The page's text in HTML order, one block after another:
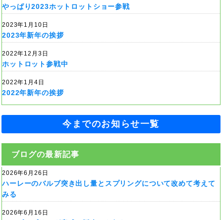
やっぱり2023ホットロットショー参戦
2023年1月10日
2023年新年の挨拶
2022年12月3日
ホットロット参戦中
2022年1月4日
2022年新年の挨拶
今までのお知らせ一覧
ブログの最新記事
2026年6月26日
ハーレーのバルブ突き出し量とスプリングについて改めて考えて
みる
2026年6月16日